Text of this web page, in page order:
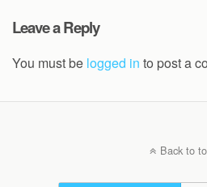
Leave a Reply
You must be logged in to post a
Back to